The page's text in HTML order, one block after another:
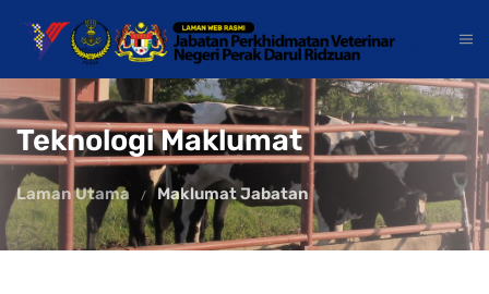
Teknologi Maklumat
Laman Utama Maklumat Jabatan